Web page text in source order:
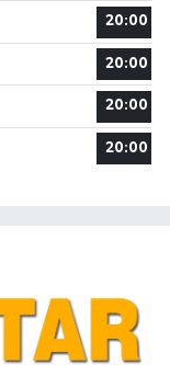
20:00
20:00
20:00
20:00